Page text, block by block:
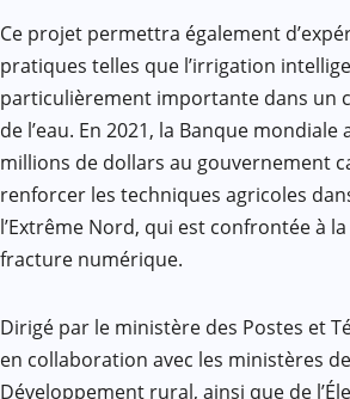
Ce projet permettra également
pratiques telles que l’irrigation
particulièrement importante dans un
de l’eau. En 2021, la Banque
millions de dollars au gouvernement
renforcer les techniques agricoles
l’Extrême Nord, qui est confrontée à
fracture numérique.
Dirigé par le ministère des Postes et
en collaboration avec les ministères
Développement rural, ainsi que de